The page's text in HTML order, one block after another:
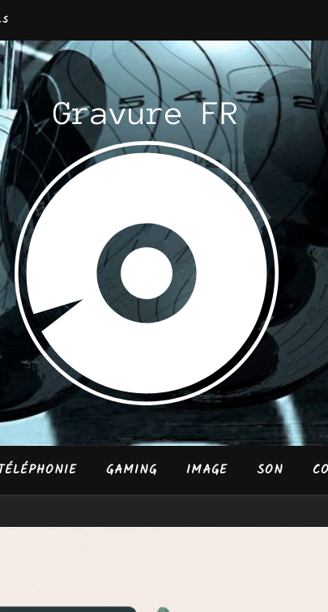
GAMING IMAGE SON